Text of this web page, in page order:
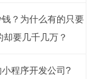
？为什么有的只要
要几千几万？
程序开发公司?